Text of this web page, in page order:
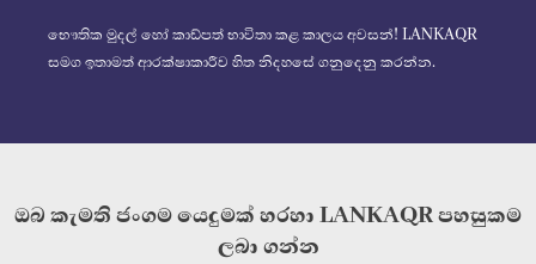
භෞතික මුදල් හෝ කාඩ්පත් භාවිතා කළ කාලය අවසන්! LANKAQR
සමග ඉතාමත් ආරක්ෂාකාරීව හිත නිදහසේ ගනුදෙනු කරන්න.
ඔබ කැමති ජංගම යෙදුමක් හරහා LANKAQR පහසුකම
ලබා ගන්න